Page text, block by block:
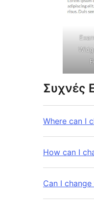
Συχνές
Where can I
How can I
Can I